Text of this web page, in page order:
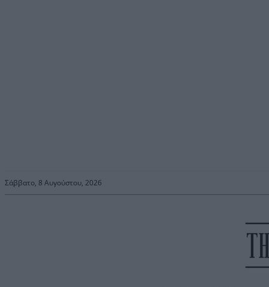
Σάββατο, 8 Αυγούστου, 2026